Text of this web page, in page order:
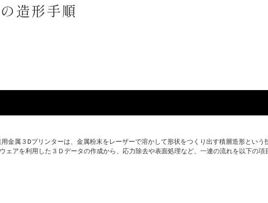
造形手順
金属３Dプリンターは、金属粉末をレーザーで溶かして形状をつくり出す積層造形という
アを利用した３Ｄデータの作成から、応力除去や表面処理など、一連の流れを以下の項